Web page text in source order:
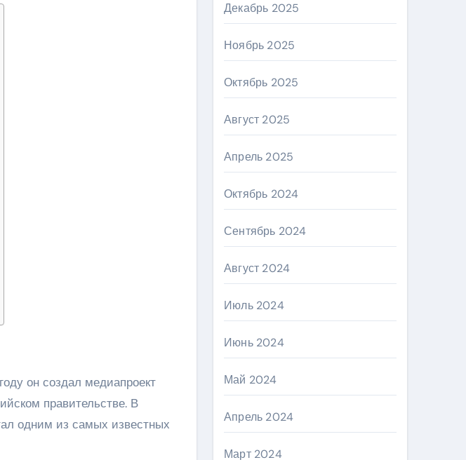
он создал медиапроект
правительстве. В
одним из самых известных
Декабрь 2025
Ноябрь 2025
Октябрь 2025
Август 2025
Апрель 2025
Октябрь 2024
Сентябрь 2024
Август 2024
Июль 2024
Июнь 2024
Май 2024
Апрель 2024
Март 2024